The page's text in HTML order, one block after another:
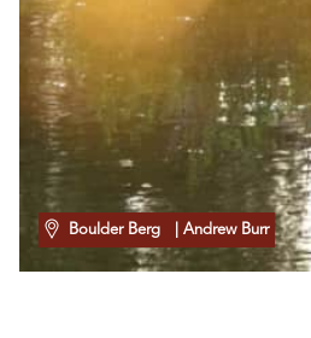
Boulder Berg | Andrew Burr